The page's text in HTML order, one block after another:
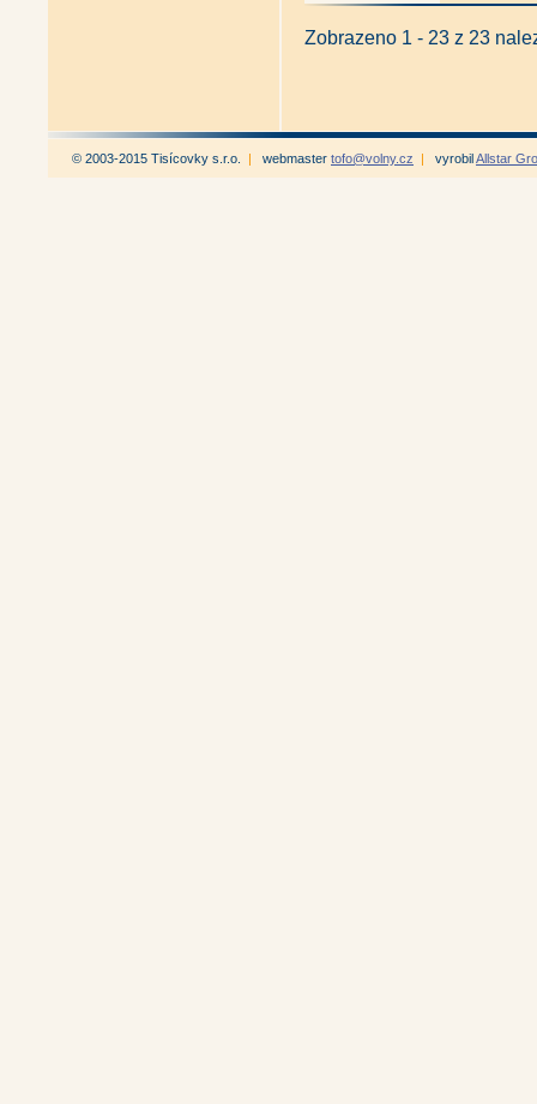
Zobrazeno 1 - 23 z 23
© 2003-2015 Tisícovky s.r.o. | webmaster tofo@volny.cz | vyrobilAllstar